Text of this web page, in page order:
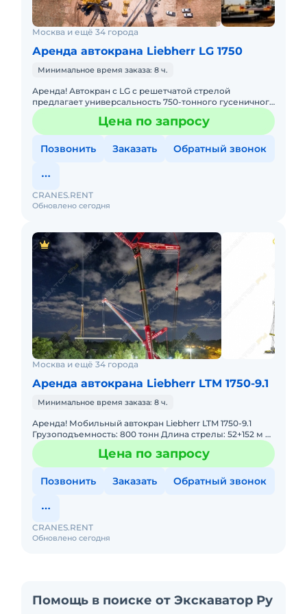
Москва и ещё 34 города
Аренда автокрана Liebherr LG 1750
Минимальное время заказа: 8 ч.
Аренда! Автокран с LG с решетчатой стрелой
предлагает универсальность 750-тонного гусеничного
крана в сочетании с мобильностью быстроходного
автокрана. LIEBHER
Цена по запросу
Позвонить Заказать Обратный звонок
Обновлено сегодня
CRANES.RENT
Москва и ещё 34 города
Аренда автокрана Liebherr LTM 1750-9.1
Минимальное время заказа: 8 ч.
Аренда! Мобильный автокран Liebherr LTM 1750-9.1
Грузоподъемность: 800 тонн Длина стрелы: 52+152 м В
наличии! Полный комплект документов:
Свидетельство о реЦена по запросу
Позвонить Заказать Обратный звонок
Обновлено сегодня
CRANES.RENT
Помощь в поиске от Экскаватор Ру